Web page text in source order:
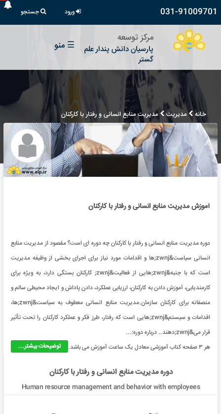
031-91009701 ورود جستجو
مرکز توسعه
پارسیان دانش پندار علم
گستر
☰ منو
خانه مدیریت مدیریت منابع انسانی و رفتار با کارکنان
آموزش مدیریت منابع انسانی و رفتار با کارکنان
دوره مدیریت منابع انسانی و رفتار با کارکنان چه دوره ای است؟ مقصود از مدیريت منابع
انسانی سیاست&zwnj;ها و اقدامات مورد نیاز برای اجرای بخشی از وظیفه مدیريت
است که با جنبه&zwnj;هایی از فعالیت&zwnj; کارکنان بستگی دارد، به ويژه برای
کارمندیابی، آموزش دادن به کارکنان، ارزيابی عملکرد، دادن پاداش و ایجاد محیطی سالم و
منصفانه برای کارکنان سازمان.مدیريت منابع انسانی معطوف به سیاست&zwnj;ها،
اقدامات و سیستم&zwnj;هایی است که رفتار، طرز فکر و عملکرد کارکنان را تحت تأثیر
قرار می&zwnj;دهند.. درباره دوره:...
توضیحات بیشتر...
هر ۳ صفحه کتاب آموزشی معادل یک ساعت آموزش می باشد.
دوره مدیریت منابع انسانی و رفتار با کارکنان
Human resource management and behavior with employees